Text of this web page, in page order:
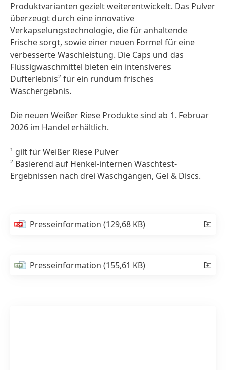
Produktvarianten gezielt weiterentwickelt. Das Pulver
überzeugt durch eine innovative
Verkapselungstechnologie, die für anhaltende
Frische sorgt, sowie einer neuen Formel für eine
verbesserte Waschleistung. Die Caps und das
Flüssigwaschmittel bieten ein intensiveres
Dufterlebnis² für ein rundum frisches
Waschergebnis.
Die neuen Weißer Riese Produkte sind ab 1. Februar
2026 im Handel erhältlich.
¹ gilt für Weißer Riese Pulver
² Basierend auf Henkel-internen Waschtest-
Ergebnissen nach drei Waschgängen, Gel & Discs.
Presseinformation(129,68 KB)
Presseinformation(155,61 KB)